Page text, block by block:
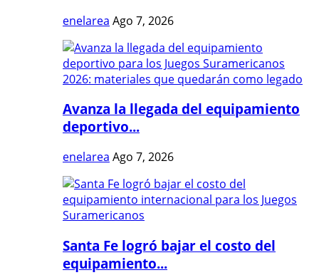
enelarea Ago 7, 2026
Avanza la llegada del equipamiento
deportivo...
enelarea Ago 7, 2026
Santa Fe logró bajar el costo del
equipamiento...